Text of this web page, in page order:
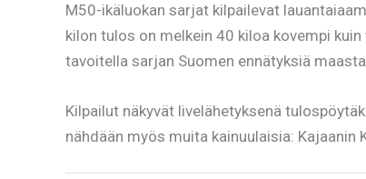
M50-ikäluokan sarjat kilpailevat
kilon tulos on melkein 40 kiloa kovempi
tavoitella sarjan Suomen ennätyksiä
Kilpailut näkyvät livelähetyksenä
nähdään myös muita kainuulaisia: Kajaanin